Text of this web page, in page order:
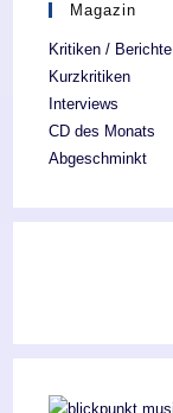
Magazin
Kritiken / Berichte
Kurzkritiken
Interviews
CD des Monats
Abgeschminkt